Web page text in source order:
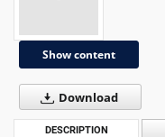
Show content
Download
DESCRIPTION